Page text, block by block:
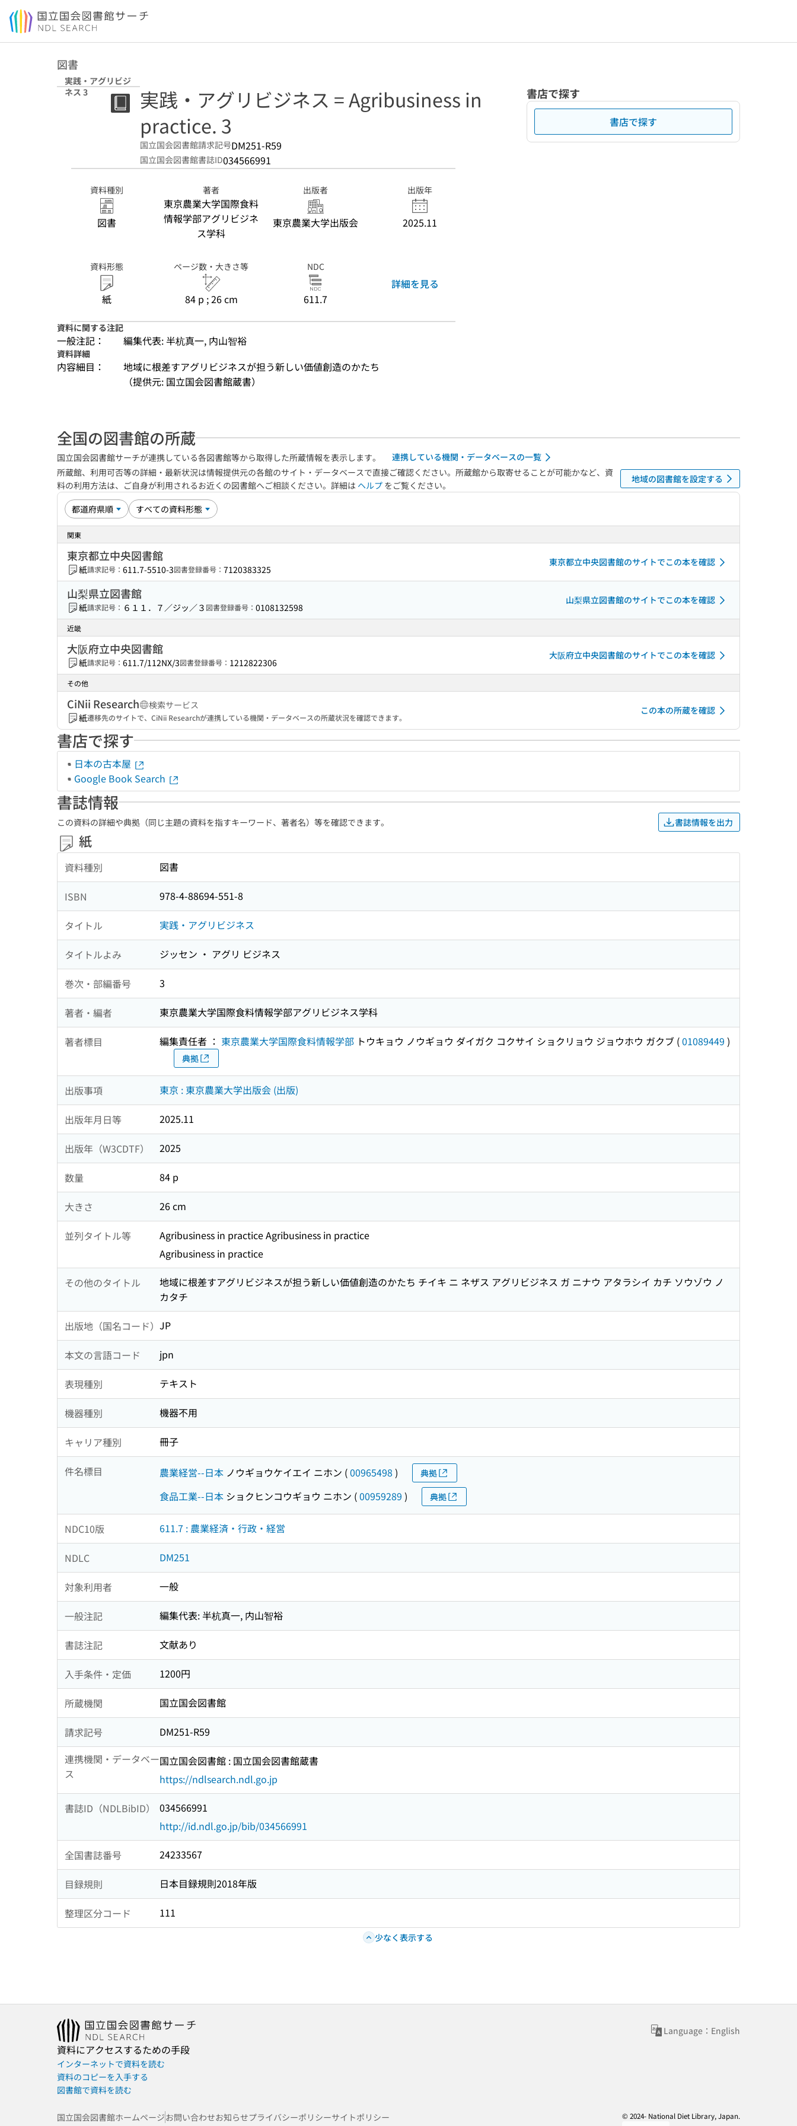
本文へ移動
図書
実践・アグリビジ
ネス 3
実践・アグリビジネス = Agribusiness in
practice. 3
国立国会図書館請求記号DM251-R59
国立国会図書館書誌ID034566991
資料種別
図書
著者
東京農業大学国際食料
情報学部アグリビジネ
ス学科
出版者
東京農業大学出版会
出版年
2025.11
資料形態
紙
ページ数・大きさ等
84 p ; 26 cm
NDC
611.7
詳細を見る
資料に関する注記
一般注記： 編集代表: 半杭真一, 内山智裕
資料詳細
内容細目：
地域に根差すアグリビジネスが担う新しい価値創造のかたち
（提供元: 国立国会図書館蔵書）
書店で探す
書店で探す
全国の図書館の所蔵
国立国会図書館サーチが連携している各図書館等から取得した所蔵情報を表示します。
連携している機関・データベースの一覧
所蔵館、利用可否等の詳細・最新状況は情報提供元の各館のサイト・データベースで直接ご確認ください。所蔵館から取寄せることが可能かなど、資
料の利用方法は、ご自身が利用されるお近くの図書館へご相談ください。詳細は ヘルプ をご覧ください。
地域の図書館を設定する
関東
東京都立中央図書館
紙請求記号： 611.7-5510-3図書登録番号： 7120383325
東京都立中央図書館のサイトでこの本を確認
山梨県立図書館
紙請求記号： ６１１．７／ジッ／３ 図書登録番号： 0108132598
山梨県立図書館のサイトでこの本を確認
近畿
大阪府立中央図書館
紙請求記号： 611.7/112NX/3図書登録番号： 1212822306
大阪府立中央図書館のサイトでこの本を確認
その他
CiNii Research
検索サービス
紙遷移先のサイトで、CiNii Researchが連携している機関・データベースの所蔵状況を確認できます。
この本の所蔵を確認
書店で探す
日本の古本屋
Google Book Search
書誌情報
この資料の詳細や典拠（同じ主題の資料を指すキーワード、著者名）等を確認できます。 書誌情報を出力
紙
資料種別 図書
ISBN 978-4-88694-551-8
タイトル 実践・アグリビジネス
タイトルよみ ジッセン ・ アグリ ビジネス
巻次・部編番号 3
著者・編者 東京農業大学国際食料情報学部アグリビジネス学科
著者標目 編集責任者 ： 東京農業大学国際食料情報学部 トウキョウ ノウギョウ ダイガク コクサイ ショクリョウ ジョウホウ ガクブ (01089449 )
典拠
出版事項 東京 : 東京農業大学出版会 (出版)
出版年月日等 2025.11
出版年（W3CDTF） 2025
数量 84 p
大きさ 26 cm
並列タイトル等
Agribusiness in practice Agribusiness in practice
Agribusiness in practice
その他のタイトル
地域に根差すアグリビジネスが担う新しい価値創造のかたち チイキ ニ ネザス アグリビジネス ガ ニナウ アタラシイ カチ ソウゾウ ノ
カタチ
出版地（国名コード） JP
本文の言語コード jpn
表現種別 テキスト
機器種別 機器不用
キャリア種別 冊子
件名標目 農業経営--日本 ノウギョウケイエイ ニホン (00965498 ) 典拠
食品工業--日本 ショクヒンコウギョウ ニホン (00959289 ) 典拠
NDC10版 611.7 : 農業経済・行政・経営
NDLC DM251
対象利用者 一般
一般注記 編集代表: 半杭真一, 内山智裕
書誌注記 文献あり
入手条件・定価 1200円
所蔵機関 国立国会図書館
請求記号
DM251-R59
連携機関・データベー
ス
国立国会図書館 : 国立国会図書館蔵書
https://ndlsearch.ndl.go.jp
書誌ID（NDLBibID）
034566991
http://id.ndl.go.jp/bib/034566991
全国書誌番号 24233567
目録規則 日本目録規則2018年版
整理区分コード 111
少なく表示する
Language：English
資料にアクセスするための手段
インターネットで資料を読む
資料のコピーを入手する
図書館で資料を読む
国立国会図書館ホームページお問い合わせお知らせプライバシーポリシーサイトポリシー
© 2024- National Diet Library, Japan.